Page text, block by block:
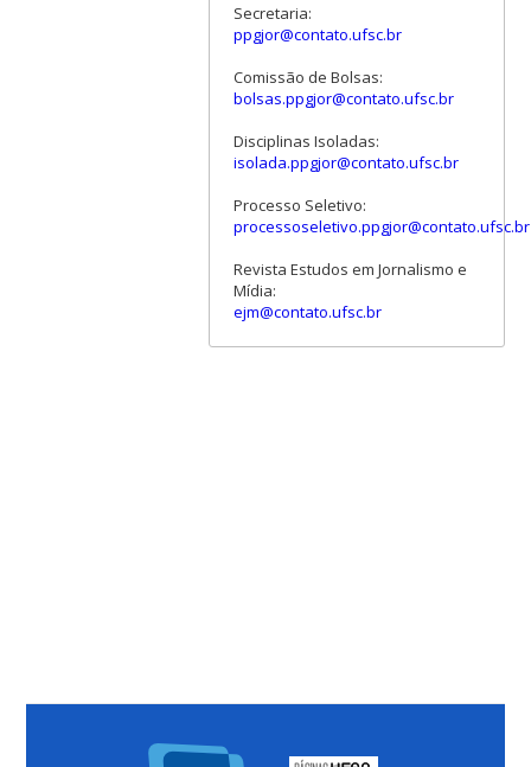
Secretaria:
ppgjor@contato.ufsc.br
Comissão de Bolsas:
bolsas.ppgjor@contato.ufsc.br
Disciplinas Isoladas:
isolada.ppgjor@contato.ufsc.br
Processo Seletivo:
processoseletivo.ppgjor@contato.ufsc.br
Revista Estudos em Jornalismo e
Mídia:
ejm@contato.ufsc.br